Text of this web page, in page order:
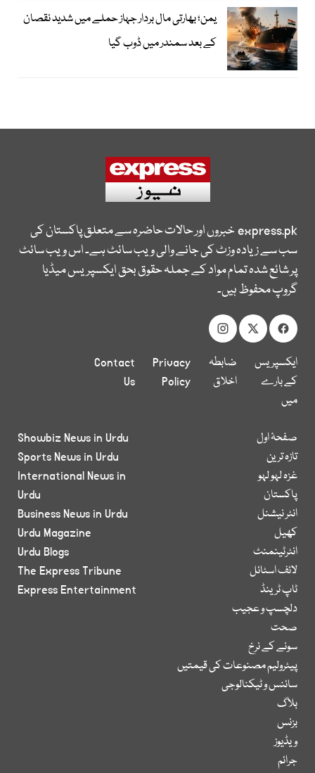
یمن؛ بھارتی مال بردار جہاز حملے میں شدید نقصان
کے بعد سمندر میں ڈوب گیا
express.pkخبروں اور حالات حاضرہ سے متعلق پاکستان کی
سب سے زیادہ وزٹ کی جانے والی ویب سائٹ ہے۔ اس ویب سائٹ
پر شائع شدہ تمام مواد کے جملہ حقوق بحق ایکسپریس میڈیا
گروپ محفوظ ہیں۔
ایکسپریس
کے بارے
میں
ضابطہ
اخلاق
Privacy
Policy
Contact
Us
صفحۂ اول
تازہ ترین
غزہ لہو لہو
پاکستان
انٹر نیشنل
کھیل
انٹرٹینمنٹ
لائف اسٹائل
ٹاپ ٹرینڈ
دلچسپ و عجیب
صحت
سونے کے نرخ
پیٹرولیم مصنوعات کی قیمتیں
سائنس و ٹیکنالوجی
بلاگ
بزنس
ویڈیوز
جرائم
Showbiz News in Urdu
Sports News in Urdu
International News in
Urdu
Business News in Urdu
Urdu Magazine
Urdu Blogs
The Express Tribune
Express Entertainment